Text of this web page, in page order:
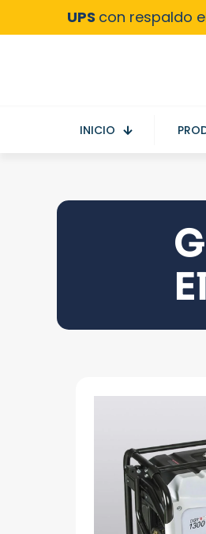
UPS con respaldo
INICIO